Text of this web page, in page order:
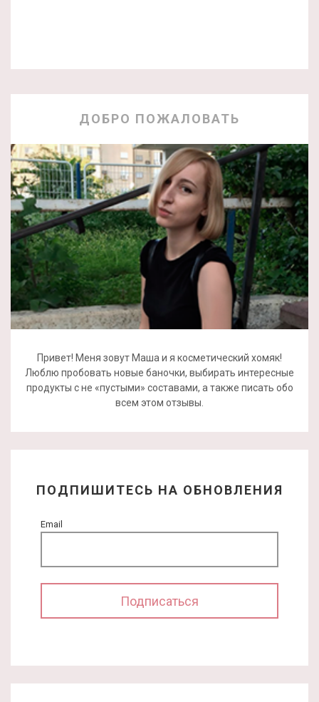
ДОБРО ПОЖАЛОВАТЬ
Привет! Меня зовут Маша и я косметический хомяк!
Люблю пробовать новые баночки, выбирать интересные
продукты с не «пустыми» составами, а также писать обо
всем этом отзывы.
ПОДПИШИТЕСЬ НА ОБНОВЛЕНИЯ
Email